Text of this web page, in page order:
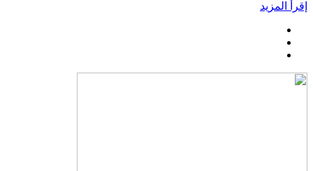
إقرأ المزيد